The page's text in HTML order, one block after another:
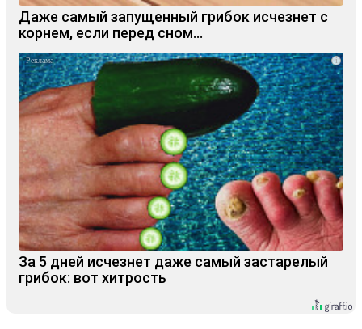
Даже самый запущенный грибок исчезнет с
корнем, если перед сном…
i
За 5 дней исчезнет даже самый застарелый
грибок: вот хитрость